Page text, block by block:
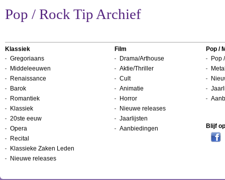
Pop / Rock Tip Archief
Klassiek
Gregoriaans
Middeleeuwen
Renaissance
Barok
Romantiek
Klassiek
20ste eeuw
Opera
Recital
Klassieke Zaken Leden
Nieuwe releases
Film
Drama/Arthouse
Aktie/Thriller
Cult
Animatie
Horror
Nieuwe releases
Jaarlijsten
Aanbiedingen
Pop /
Pop
Blijf